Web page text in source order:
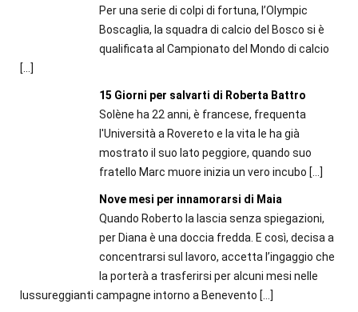
Per una serie di colpi di fortuna, l’Olympic
Boscaglia, la squadra di calcio del Bosco si è
qualificata al Campionato del Mondo di calcio
[…]
15 Giorni per salvarti di Roberta Battro
Solène ha 22 anni, è francese, frequenta
l'Università a Rovereto e la vita le ha già
mostrato il suo lato peggiore, quando suo
fratello Marc muore inizia un vero incubo […]
Nove mesi per innamorarsi di Maia
Quando Roberto la lascia senza spiegazioni,
per Diana è una doccia fredda. E così, decisa a
concentrarsi sul lavoro, accetta l’ingaggio che
la porterà a trasferirsi per alcuni mesi nelle
lussureggianti campagne intorno a Benevento […]